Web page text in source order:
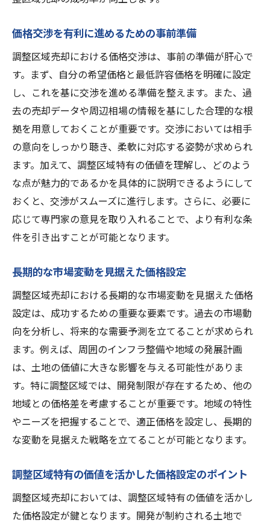
制限を活かした売却プランの提案
土地利用計画の作成とその実現可能性
規制緩和を見据えた準備と交渉術
行政との連携による売却活動の推進
調整区域の独自性を活かした売却提案
競争の激しい市場で調整区域売却を成功させる
ための秘訣
競争状況を分析するための市場調査
売却プロセスにおける差別化戦略
競合他社の動向を踏まえた売却プラン
成功する売却活動のためのタイミング
購入者に訴求するための独自の魅力
不動産業者との連携を強化して調整区域売却を
スムーズに進める方法
業者と共に策定する売却戦略の重要性
チームワークを活かした効果的な売却活動
情報共有とコミュニケーションの強化
業者のネットワークを活かした市場調査
契約条件の見直しと柔軟な対応策
連携による売却活動の効率化と成功事例
価格交渉を有利に進めるための事前準備
調整区域売却における価格交渉は、事前の準備が肝心で
す。まず、自分の希望価格と最低許容価格を明確に設定
し、これを基に交渉を進める準備を整えます。また、過
去の売却データや周辺相場の情報を基にした合理的な根
拠を用意しておくことが重要です。交渉においては相手
の意向をしっかり聴き、柔軟に対応する姿勢が求められ
ます。加えて、調整区域特有の価値を理解し、どのよう
な点が魅力的であるかを具体的に説明できるようにして
おくと、交渉がスムーズに進行します。さらに、必要に
応じて専門家の意見を取り入れることで、より有利な条
件を引き出すことが可能となります。
長期的な市場変動を見据えた価格設定
調整区域売却における長期的な市場変動を見据えた価格
設定は、成功するための重要な要素です。過去の市場動
向を分析し、将来的な需要予測を立てることが求められ
ます。例えば、周囲のインフラ整備や地域の発展計画
は、土地の価値に大きな影響を与える可能性がありま
す。特に調整区域では、開発制限が存在するため、他の
地域との価格差を考慮することが重要です。地域の特性
やニーズを把握することで、適正価格を設定し、長期的
な変動を見据えた戦略を立てることが可能となります。
調整区域特有の価値を活かした価格設定のポイント
調整区域売却においては、調整区域特有の価値を活かし
た価格設定が鍵となります。開発が制約される土地で